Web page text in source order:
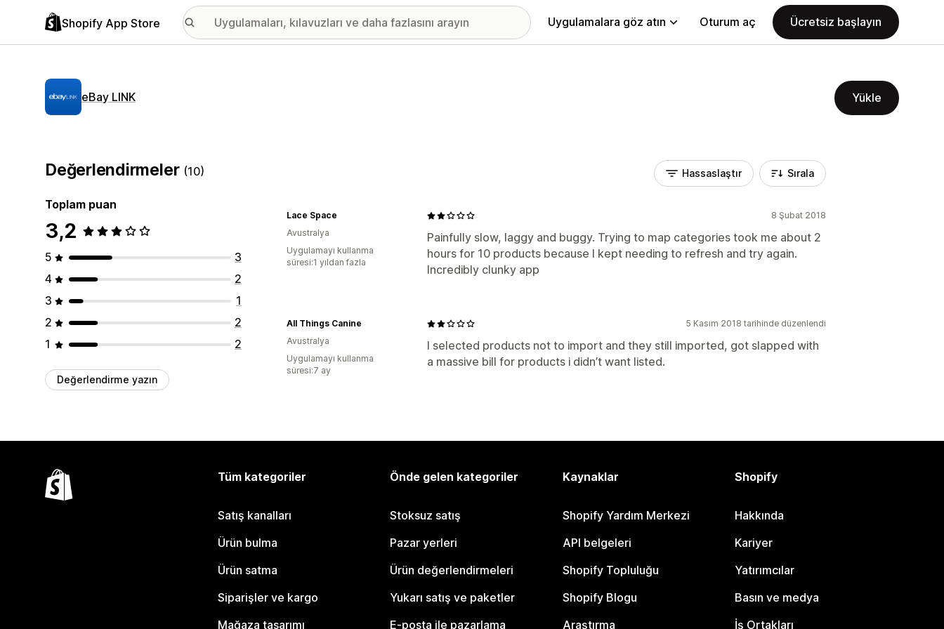
Shopify App Store Uygulamalara göz atın Oturum aç Ücretsiz başlayın
eBay LINK Yükle
Değerlendirmeler (10)
Toplam puan
3,2
5
3
4
2
3
1
2
2
1
2
Değerlendirme yazın
Hassaslaştır Sırala
8 Şubat 2018
Painfully slow, laggy and buggy. Trying to map categories took me about 2
hours for 10 products because I kept needing to refresh and try again.
Incredibly clunky app
Lace Space
Avustralya
Uygulamayı kullanma
süresi:1 yıldan fazla
5 Kasım 2018 tarihinde düzenlendi
I selected products not to import and they still imported, got slapped with
a massive bill for products i didn’t want listed.
All Things Canine
Avustralya
Uygulamayı kullanma
süresi:7 ay
Tüm kategoriler
Satış kanalları
Ürün bulma
Ürün satma
Siparişler ve kargo
Mağaza tasarımı
Önde gelen kategoriler
Stoksuz satış
Pazar yerleri
Ürün değerlendirmeleri
Yukarı satış ve paketler
E-posta ile pazarlama
Kaynaklar
Shopify Yardım Merkezi
API belgeleri
Shopify Topluluğu
Shopify Blogu
Araştırma
Shopify
Hakkında
Kariyer
Yatırımcılar
Basın ve medya
İş Ortakları